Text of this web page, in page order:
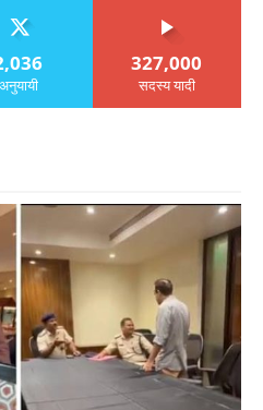
अनुयायी
327,000
सदस्य यादी